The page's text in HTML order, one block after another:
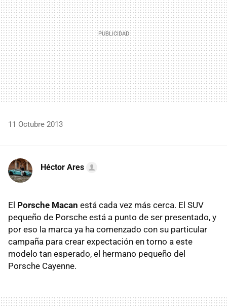
11 Octubre 2013
Héctor Ares
El Porsche Macan está cada vez más cerca. El SUV
pequeño de Porsche está a punto de ser presentado, y
por eso la marca ya ha comenzado con su particular
campaña para crear expectación en torno a este
modelo tan esperado, el hermano pequeño del
Porsche Cayenne.